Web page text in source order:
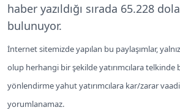
haber yazıldığı sırada 65.228
bulunuyor.
İnternet sitemizde yapılan bu paylaşımlar,
olup herhangi bir şekilde yatırımcılara telkinde
yönlendirme yahut yatırımcılara kar/zarar
yorumlanamaz.